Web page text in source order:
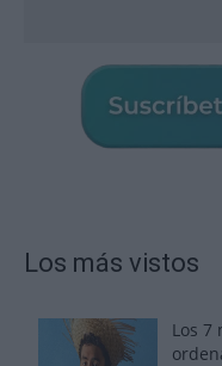
Los más vistos
Los 7